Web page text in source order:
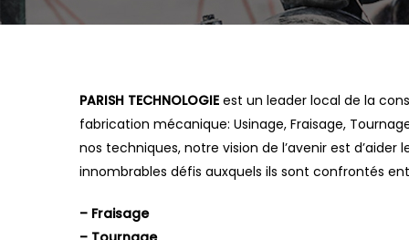
PARISH TECHNOLOGIE est un leader local de la
fabrication mécanique: Usinage, Fraisage,
nos techniques, notre vision de l’avenir est d’aider
innombrables défis auxquels ils sont confrontés
– Fraisage